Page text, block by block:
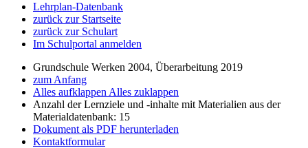
Lehrplan-Datenbank
zurück zur Startseite
zurück zur Schulart
Im Schulportal anmelden
Grundschule Werken 2004, Überarbeitung 2019
zum Anfang
Alles aufklappen Alles zuklappen
Anzahl der Lernziele und -inhalte mit Materialien aus der
Materialdatenbank: 15
Dokument als PDF herunterladen
Kontaktformular